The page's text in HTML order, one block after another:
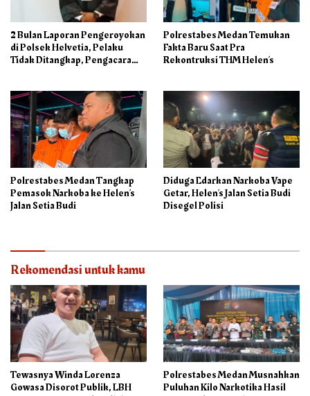
2 Bulan Laporan Pengeroyokan
di Polsek Helvetia, Pelaku
Tidak Ditangkap, Pengacara
Polrestabes Medan Temukan
Fakta Baru Saat Pra
Rekontruksi THM Helen’s
Polrestabes Medan Tangkap
Pemasok Narkoba ke Helen’s
Jalan Setia Budi
Diduga Edarkan Narkoba Vape
Getar, Helen’s Jalan Setia Budi
Disegel Polisi
Rekomendasi untuk kamu
Tewasnya Winda Lorenza
Gowasa Disorot Publik, LBH
Polrestabes Medan Musnahkan
Puluhan Kilo Narkotika Hasil